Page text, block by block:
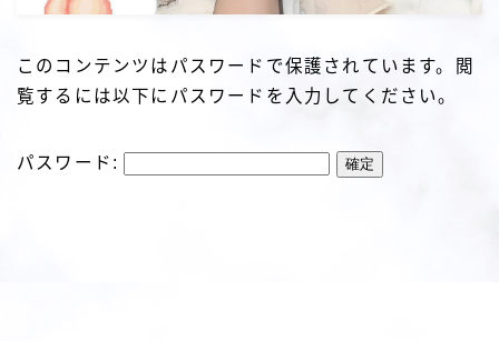
このコンテンツはパスワードで保護されています。閲
覧するには以下にパスワードを入力してください。
パスワード: